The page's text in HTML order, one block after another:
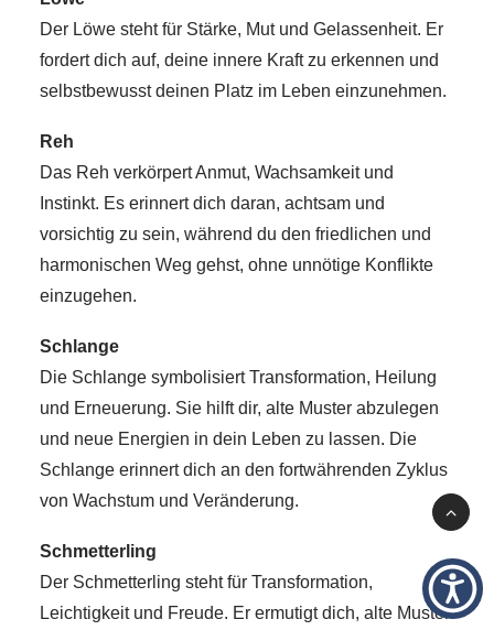
Der Löwe steht für Stärke, Mut und Gelassenheit. Er
fordert dich auf, deine innere Kraft zu erkennen und
selbstbewusst deinen Platz im Leben einzunehmen.
Reh
Das Reh verkörpert Anmut, Wachsamkeit und
Instinkt. Es erinnert dich daran, achtsam und
vorsichtig zu sein, während du den friedlichen und
harmonischen Weg gehst, ohne unnötige Konflikte
einzugehen.
Schlange
Die Schlange symbolisiert Transformation, Heilung
und Erneuerung. Sie hilft dir, alte Muster abzulegen
und neue Energien in dein Leben zu lassen. Die
Schlange erinnert dich an den fortwährenden Zyklus
von Wachstum und Veränderung.
Schmetterling
Der Schmetterling steht für Transformation,
Leichtigkeit und Freude. Er ermutigt dich, alte Muster